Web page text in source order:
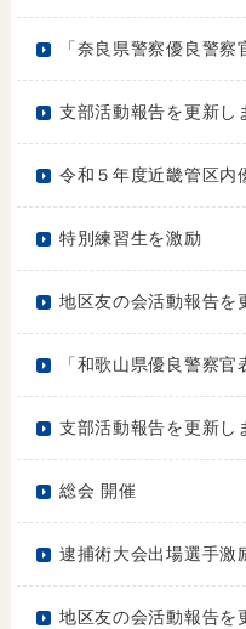
「奈良県警察優良警
支部活動報告を更新し
令和５年度近畿管区内
特別練習生を激励
地区友の会活動報告を
「和歌山県優良警察官
支部活動報告を更新し
総会 開催
逮捕術大会出場選手激
地区友の会活動報告を